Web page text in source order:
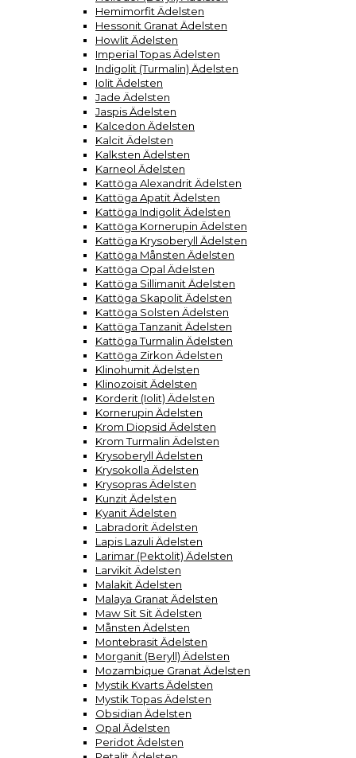
Hemimorfit Ädelsten
Hessonit Granat Ädelsten
Howlit Ädelsten
Imperial Topas Ädelsten
Indigolit (Turmalin) Ädelsten
Iolit Ädelsten
Jade Ädelsten
Jaspis Ädelsten
Kalcedon Ädelsten
Kalcit Ädelsten
Kalksten Ädelsten
Karneol Ädelsten
Kattöga Alexandrit Ädelsten
Kattöga Apatit Ädelsten
Kattöga Indigolit Ädelsten
Kattöga Kornerupin Ädelsten
Kattöga Krysoberyll Ädelsten
Kattöga Månsten Ädelsten
Kattöga Opal Ädelsten
Kattöga Sillimanit Ädelsten
Kattöga Skapolit Ädelsten
Kattöga Solsten Ädelsten
Kattöga Tanzanit Ädelsten
Kattöga Turmalin Ädelsten
Kattöga Zirkon Ädelsten
Klinohumit Ädelsten
Klinozoisit Ädelsten
Korderit (Iolit) Ädelsten
Kornerupin Ädelsten
Krom Diopsid Ädelsten
Krom Turmalin Ädelsten
Krysoberyll Ädelsten
Krysokolla Ädelsten
Krysopras Ädelsten
Kunzit Ädelsten
Kyanit Ädelsten
Labradorit Ädelsten
Lapis Lazuli Ädelsten
Larimar (Pektolit) Ädelsten
Larvikit Ädelsten
Malakit Ädelsten
Malaya Granat Ädelsten
Maw Sit Sit Ädelsten
Månsten Ädelsten
Montebrasit Ädelsten
Morganit (Beryll) Ädelsten
Mozambique Granat Ädelsten
Mystik Kvarts Ädelsten
Mystik Topas Ädelsten
Obsidian Ädelsten
Opal Ädelsten
Peridot Ädelsten